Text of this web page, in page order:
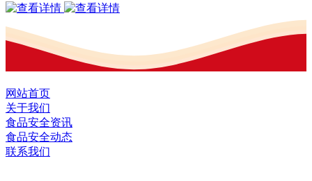
网站首页
关于我们
食品安全资讯
食品安全动态
联系我们